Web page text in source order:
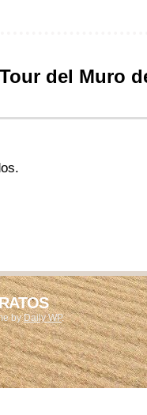
del Muro
byDaily WP.